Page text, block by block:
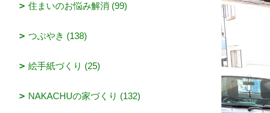
住まいのお悩み解消 (99)
つぶやき (138)
絵手紙づくり (25)
NAKACHUの家づくり (132)